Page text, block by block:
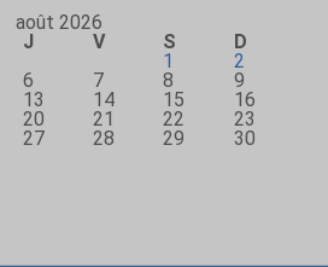
août 2026
J V S
D
1
2
6 7 8
9
13 14 15
16
20 21 22
23
27 28 29
30